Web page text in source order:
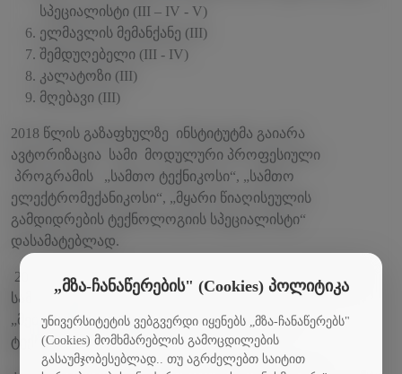
სპეციალისტი (III – IV - V)
ელმავლის მემანქანე (III)
შემდუღებელი (III - IV)
კალატოზი (III)
მღებავი (III)
2018 წლის გაზაფხულზე ინსტიტუტმა გაიარა
ავტორიზაცია სამი მოდულური პროფესიული
პროგრამის „სამთო ტექნიკოსი“, „სამთო
ელექტრომექანიკოსი“, „მყარი წიაღისეულის
გამდიდრების ტექნოლოგიის სპეციალისტი“
დასამატებლად.
2019 წელს ინსტიტუტმა კვლავ გაიარა ავტორიზაცია
სამი მოდულური პროფესიული პროგრამაზე
„მებათქაშე“, „მღებავი“, „საინფორმაციო
ტექნოლოგიების მხარდაჭერა“ .
„მზა-ჩანაწერების" (Cookies) პოლიტიკა
უნივერსიტეტის ვებგვერდი იყენებს „მზა-ჩანაწერებს"
(Cookies) მომხმარებლის გამოცდილების
გასაუმჯობესებლად.. თუ აგრძელებთ საიტით